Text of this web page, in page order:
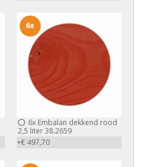
6xEmbalan dekkend rood
2,5 liter 38.2659
+€ 497,70
6x